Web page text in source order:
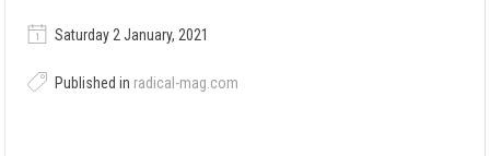
Saturday 2 January, 2021
Published in radical-mag.com